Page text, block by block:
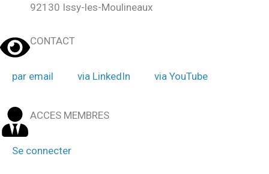
92130 Issy-les-Moulineaux
CONTACT
par email via LinkedIn via YouTube
ACCES MEMBRES
Se connecter